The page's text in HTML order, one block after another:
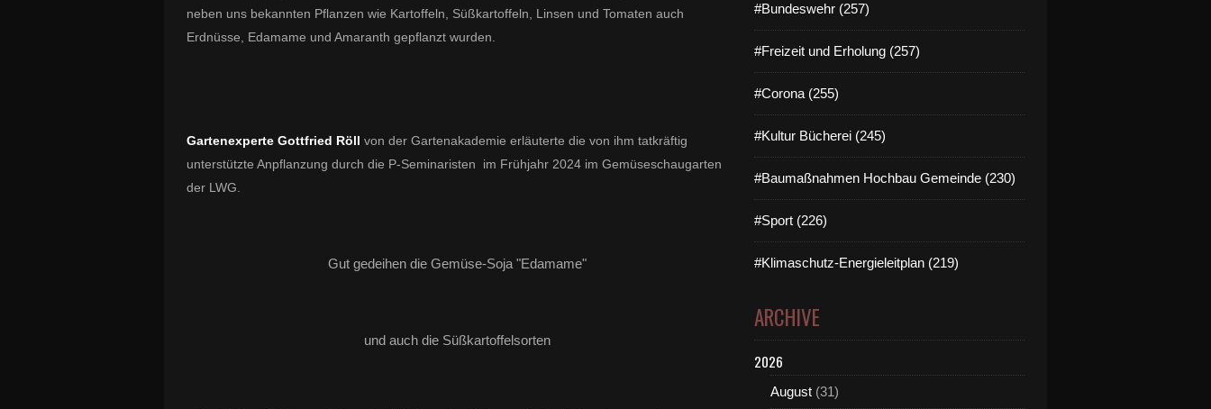
neben uns bekannten Pflanzen wie Kartoffeln, Süßkartoffeln, Linsen und Tomaten auch
Erdnüsse, Edamame und Amaranth gepflanzt wurden.
Gartenexperte Gottfried Röll von der Gartenakademie erläuterte die von ihm tatkräftig
unterstützte Anpflanzung durch die P-Seminaristen im Frühjahr 2024 im Gemüseschaugarten
der LWG.
Gut gedeihen die Gemüse-Soja "Edamame"
und auch die Süßkartoffelsorten
#Bundeswehr (257)
#Freizeit und Erholung (257)
#Corona (255)
#Kultur Bücherei (245)
#Baumaßnahmen Hochbau Gemeinde (230)
#Sport (226)
#Klimaschutz-Energieleitplan (219)
ARCHIVE
2026
August (31)